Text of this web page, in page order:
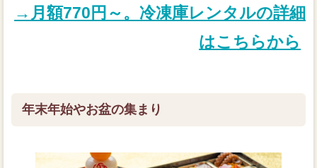
→月額770円～。冷凍庫レンタルの詳細
はこちらから
年末年始やお盆の集まり